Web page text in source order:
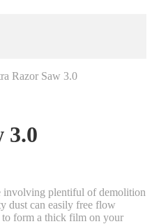
Razor Saw 3.0
3.0
involving plentiful of demolition
dust can easily free flow
to form a thick film on your